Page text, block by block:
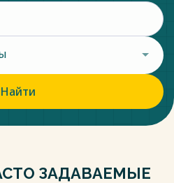
Найти
ЗАДАВАЕМЫЕ